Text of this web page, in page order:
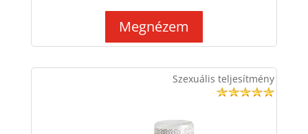
Megnézem
Szexuális teljesítmény